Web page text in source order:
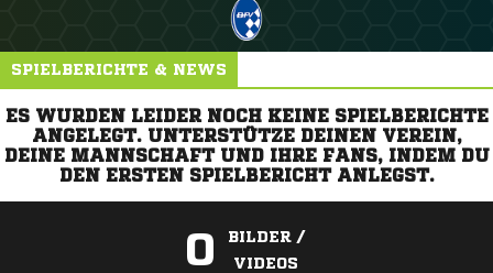
SPIELBERICHTE & NEWS
ES WURDEN LEIDER NOCH KEINE SPIELBERICHTE
ANGELEGT. UNTERSTÜTZE DEINEN VEREIN,
DEINE MANNSCHAFT UND IHRE FANS, INDEM DU
DEN ERSTEN SPIELBERICHT ANLEGST.
0
BILDER /
VIDEOS